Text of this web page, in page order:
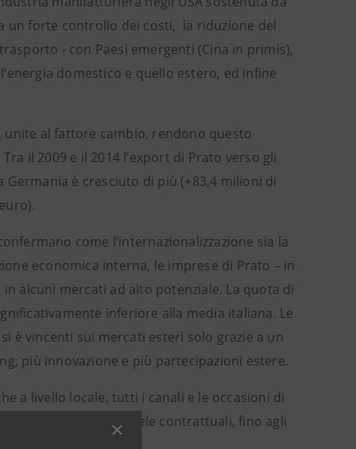
un forte controllo dei costi, la riduzione del
- con Paesi emergenti (Cina in primis),
domestico e quello estero, ed infine
unite al fattore cambio, rendono questo
il 2009 e il 2014 l’export di Prato verso gli
Germania è cresciuto di più (+83,4 milioni di
come l’internazionalizzazione sia la
economica interna, le imprese di Prato – in
alcuni mercati ad alto potenziale. La quota di
inferiore alla media italiana. Le
è vincenti sui mercati esteri solo grazie a un
più innovazione e più partecipazioni estere.
a livello locale, tutti i canali e le occasioni di
investimenti alle tutele contrattuali, fino agli